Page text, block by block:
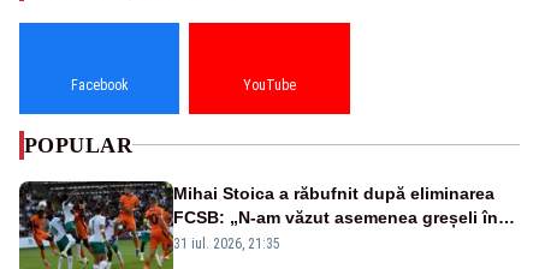
Facebook YouTube
POPULAR
Mihai Stoica a răbufnit după eliminarea
FCSB: „N-am văzut asemenea greșeli în
190 de meciuri europene”
31 iul. 2026, 21:35